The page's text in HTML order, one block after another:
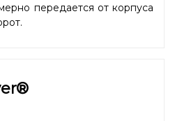
передается от корпуса